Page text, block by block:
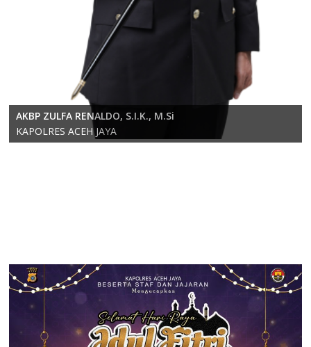
AKBP ZULFA RENALDO, S.I.K., M.Si
KAPOLRES ACEH JAYA
KOMPOL RICKY ANDRIKA, S.E., S.H., M.H.
Wakapolres Aceh Jaya